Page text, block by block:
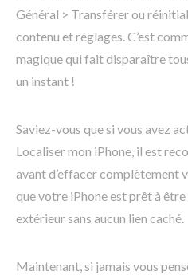
Général > Transférer ou
contenu et réglages. C’est
magique qui fait disparaître
un instant !
Saviez-vous que si vous avez
Localiser mon iPhone, il est
avant d’effacer complètement
que votre iPhone est prêt à
extérieur sans aucun lien caché.
Maintenant, si jamais vous